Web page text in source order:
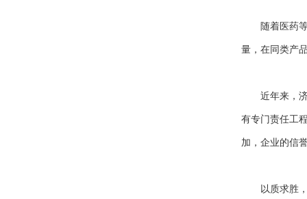
随着医药等
量，在同类产
近年来，济
有专门责任工
加，企业的信
以质求胜，